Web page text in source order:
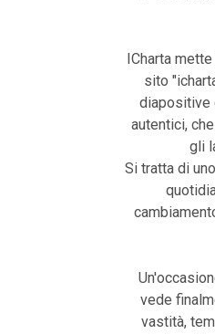
ICharta
sito
diapositive
autentici,
gli
Si tratta di
vede
vastità,